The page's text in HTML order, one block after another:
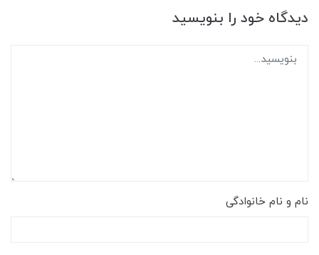
دیدگاه خود را بنویسید
نام و نام خانوادگی